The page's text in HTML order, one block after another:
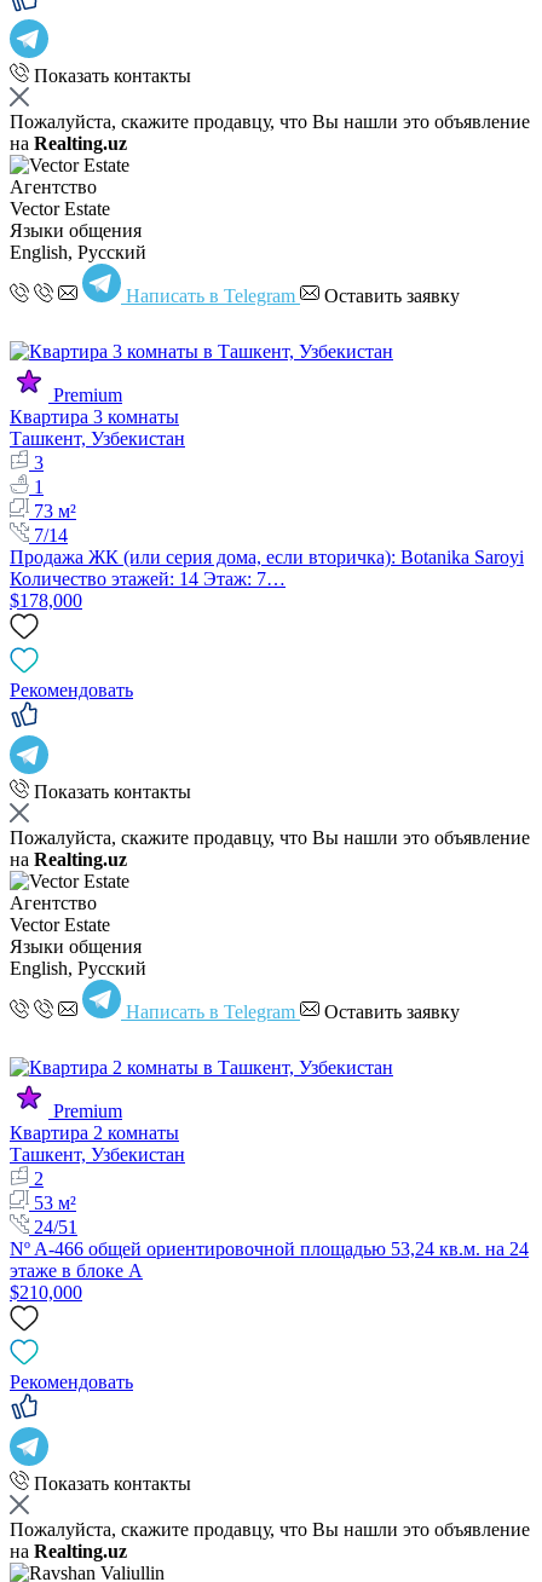
Показать контакты
Пожалуйста, скажите продавцу, что Вы нашли это объявление
на Realting.uz
Агентство
Vector Estate
Языки общения
English, Русский
Написать в Telegram Оставить заявку
Premium
Квартира 3 комнаты
Ташкент, Узбекистан
3
1
73 м²
7/14
Продажа ЖК (или серия дома, если вторичка): Botanika Saroyi
Количество этажей: 14 Этаж: 7…
$178,000
Рекомендовать
Показать контакты
Пожалуйста, скажите продавцу, что Вы нашли это объявление
на Realting.uz
Агентство
Vector Estate
Языки общения
English, Русский
Написать в Telegram Оставить заявку
Premium
Квартира 2 комнаты
Ташкент, Узбекистан
2
53 м²
24/51
Nº A-466 общей ориентировочной площадью 53,24 кв.м. на 24
этаже в блоке А
$210,000
Рекомендовать
Показать контакты
Пожалуйста, скажите продавцу, что Вы нашли это объявление
на Realting.uz